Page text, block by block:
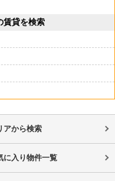
賃貸を検索
アから検索
に入り物件一覧